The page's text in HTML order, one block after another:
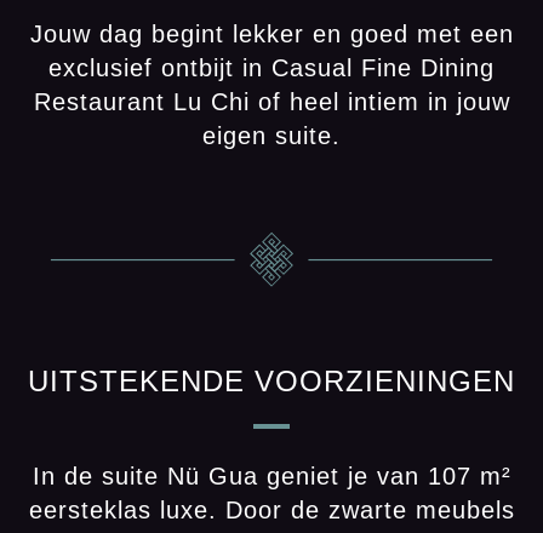
Jouw dag begint lekker en goed met een
exclusief ontbijt in Casual Fine Dining
Restaurant Lu Chi of heel intiem in jouw
eigen suite.
UITSTEKENDE VOORZIENINGEN
In de suite Nü Gua geniet je van 107 m²
eersteklas luxe. Door de zwarte meubels